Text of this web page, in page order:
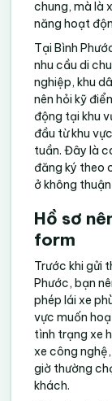
chung, mà là
năng hoạt
Tại Bình
nhu cầu di
nghiệp, khu
nên hỏi kỹ
động tại khu
đầu từ khu
tuần. Đây là
đăng ký theo
ở không
Hồ sơ
form
Trước khi gửi
Phước, bạn
phép lái xe
vực muốn
tình trạng xe
xe công
giờ thường
khách.